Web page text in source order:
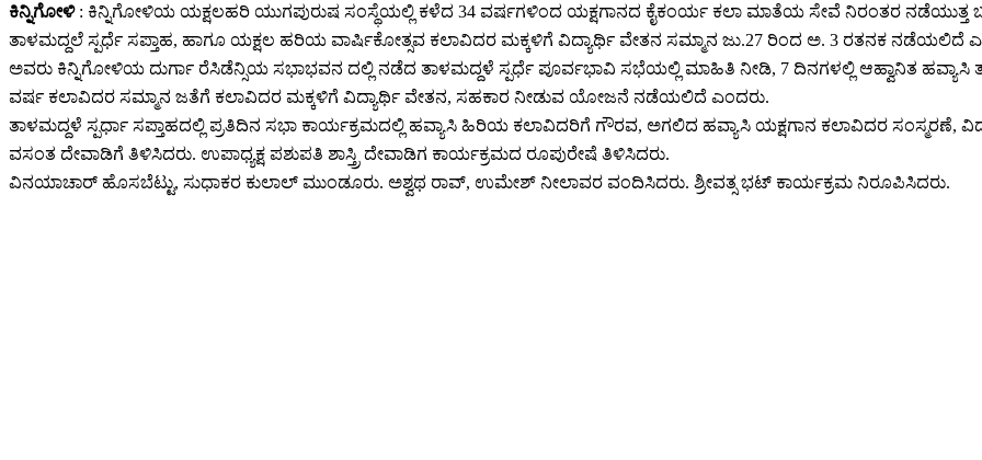
ಕಿನ್ನಿಗೋಳಿ: ಕಿನ್ನಿಗೋಳಿಯ ಯಕ್ಷಲಹರಿ ಯುಗಪುರುಷ ಸಂಸ್ಥೆಯಲ್ಲಿ ಕಳೆದ 34 ವರ್ಷಗಳಿಂದ ಯಕ್ಷಗಾನದ ಕೈಕಂರ್ಯ ಕಲಾ ಮಾತೆಯ ಸೇವೆ ನಿರಂತರ ನಡೆಯುತ್ತ
ತಾಳಮದ್ದಲೆ ಸ್ಪರ್ಧೆ ಸಪ್ತಾಹ, ಹಾಗೂ ಯಕ್ಷಲ ಹರಿಯ ವಾರ್ಷಿಕೋತ್ಸವ ಕಲಾವಿದರ ಮಕ್ಕಳಿಗೆ ವಿದ್ಯಾರ್ಥಿ ವೇತನ ಸಮ್ಮಾನ ಜು.27 ರಿಂದ ಅ. 3 ರತನಕ ನಡೆಯಲಿದೆ
ಅವರು ಕಿನ್ನಿಗೋಳಿಯ ದುರ್ಗಾ ರೆಸಿಡೆನ್ಸಿಯ ಸಭಾಭವನ ದಲ್ಲಿ ನಡೆದ ತಾಳಮದ್ದಳೆ ಸ್ಪರ್ಧೆ ಪೂರ್ವಭಾವಿ ಸಭೆಯಲ್ಲಿ ಮಾಹಿತಿ ನೀಡಿ, 7 ದಿನಗಳಲ್ಲಿ ಆಹ್ವಾನಿತ ಹವ್ಯಾಸಿ
ವರ್ಷ ಕಲಾವಿದರ ಸಮ್ಮಾನ ಜತೆಗೆ ಕಲಾವಿದರ ಮಕ್ಕಳಿಗೆ ವಿದ್ಯಾರ್ಥಿ ವೇತನ, ಸಹಕಾರ ನೀಡುವ ಯೋಜನೆ ನಡೆಯಲಿದೆ ಎಂದರು.
ತಾಳಮದ್ದಳೆ ಸ್ಪರ್ಧಾ ಸಪ್ತಾಹದಲ್ಲಿ ಪ್ರತಿದಿನ ಸಭಾ ಕಾರ್ಯಕ್ರಮದಲ್ಲಿ ಹವ್ಯಾಸಿ ಹಿರಿಯ ಕಲಾವಿದರಿಗೆ ಗೌರವ, ಅಗಲಿದ ಹವ್ಯಾಸಿ ಯಕ್ಷಗಾನ ಕಲಾವಿದರ
ವಸಂತ ದೇವಾಡಿಗೆ ತಿಳಿಸಿದರು. ಉಪಾಧ್ಯಕ್ಷ ಪಶುಪತಿ ಶಾಸ್ತ್ರಿ ದೇವಾಡಿಗ ಕಾರ್ಯಕ್ರಮದ ರೂಪುರೇಷೆ ತಿಳಿಸಿದರು.
ವಿನಯಾಚಾರ್ ಹೊಸಬೆಟ್ಟು, ಸುಧಾಕರ ಕುಲಾಲ್ ಮುಂಡೂರು. ಅಶ್ವಥ ರಾವ್, ಉಮೇಶ್ ನೀಲಾವರ ವಂದಿಸಿದರು. ಶ್ರೀವತ್ಸ ಭಟ್ ಕಾರ್ಯಕ್ರಮ ನಿರೂಪಿಸಿದರು.